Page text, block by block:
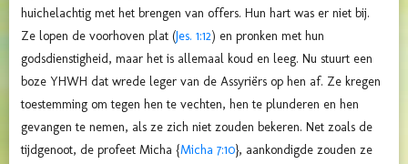
huichelachtig met het brengen van offers. Hun hart was er niet bij.
Ze lopen de voorhoven plat (Jes. 1:12) en pronken met hun
godsdienstigheid, maar het is allemaal koud en leeg. Nu stuurt een
boze YHWH dat wrede leger van de Assyriërs op hen af. Ze kregen
toestemming om tegen hen te vechten, hen te plunderen en hen
gevangen te nemen, als ze zich niet zouden bekeren. Net zoals de
tijdgenoot, de profeet Micha {Micha 7:10}, aankondigde zouden ze